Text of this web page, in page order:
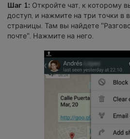
Шаг 1: Откройте чат, к которому
доступ, и нажмите на три точки в
страницы. Там вы найдете
почте". Нажмите на него.